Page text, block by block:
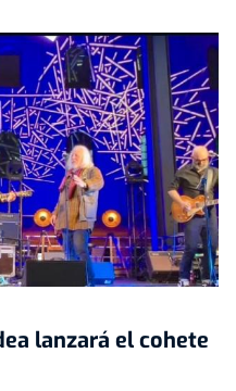
lanzará el cohete